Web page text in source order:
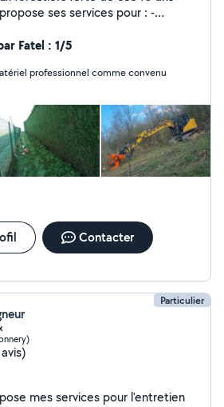
ses services pour : -
paysager -
-Curage
-
d'étang , ruisseau, rivière
pro, Assurance décennale Devis gratuit
Fatel : 1/5
professionnel comme convenu
Contacter
Particulier